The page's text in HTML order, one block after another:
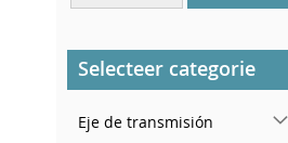
Add to Cart
ADD
En el pilar de la puerta
trasera derecha
Selecteer categorie
Eje de transmisión